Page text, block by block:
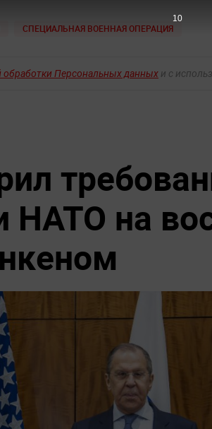
СПЕЦИАЛЬНАЯ ВОЕННАЯ ОПЕРАЦИЯ
обработки Персональных данных и с
НАТО на
8